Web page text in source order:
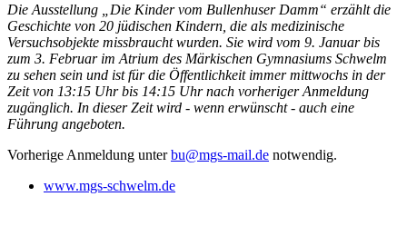
Die Ausstellung „Die Kinder vom Bullenhuser Damm“ erzählt die
Geschichte von 20 jüdischen Kindern, die als medizinische
Versuchsobjekte missbraucht wurden. Sie wird vom 9. Januar bis
zum 3. Februar im Atrium des Märkischen Gymnasiums Schwelm
zu sehen sein und ist für die Öffentlichkeit immer mittwochs in der
Zeit von 13:15 Uhr bis 14:15 Uhr nach vorheriger Anmeldung
zugänglich. In dieser Zeit wird - wenn erwünscht - auch eine
Führung angeboten.
Vorherige Anmeldung unterbu@mgs-mail.de notwendig.
www.mgs-schwelm.de